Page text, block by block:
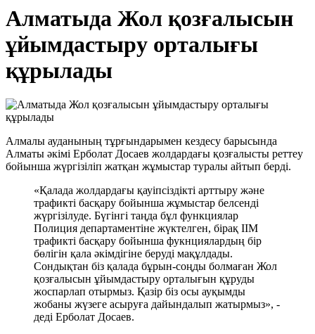
Алматыда Жол қозғалысын
ұйымдастыру орталығы
құрылады
Алмалы ауданының тұрғындарымен кездесу барысында
Алматы әкімі Ерболат Досаев жолдардағы қозғалысты реттеу
бойынша жүргізіліп жатқан жұмыстар туралы айтып берді.
«Қалада жолдардағы қауіпсіздікті арттыру және
трафикті басқару бойынша жұмыстар белсенді
жүргізілуде. Бүгінгі таңда бұл функциялар
Полиция департаментіне жүктелген, бірақ ІІМ
трафикті басқару бойынша фукнциялардың бір
бөлігін қала әкімдігіне беруді мақұлдады.
Сондықтан біз қалада бұрын-соңды болмаған Жол
қозғалысын ұйымдастыру орталығын құруды
жоспарлап отырмыз. Қазір біз осы ауқымды
жобаны жүзеге асыруға дайындалып жатырмыз», -
деді Ерболат Досаев.